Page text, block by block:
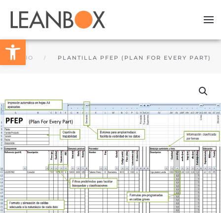
Barra de Ferramentas Aberta
Skip to main content
INÍCIO PLANTILLA PFEP (PLAN FOR EVERY PART)